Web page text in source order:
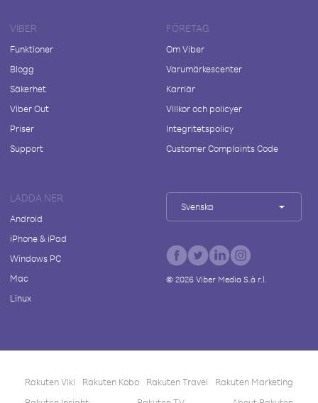
VIBER
Funktioner
Blogg
Säkerhet
Viber Out
Priser
Support
FÖRETAG
Om Viber
Varumärkescenter
Karriär
Villkor och policyer
Integritetspolicy
Customer Complaints Code
LADDA NER
Android
iPhone & iPad
Windows PC
Mac
Linux
Svenska
© 2026Viber Media S.à r.l.
Rakuten Viki Rakuten Kobo Rakuten Travel
Rakuten Marketing